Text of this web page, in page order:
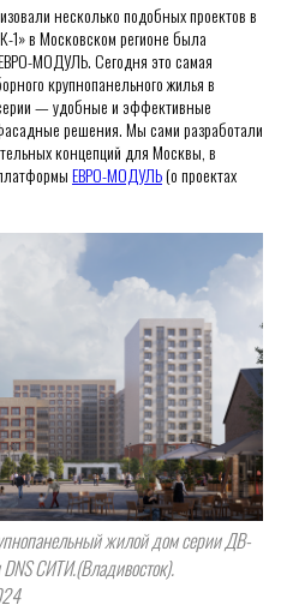
несколько подобных проектов в
1» в Московском регионе была
МОДУЛЬ. Сегодня это самая
крупнопанельного жилья в
— удобные и эффективные
решения. Мы сами разработали
концепций для Москвы, в
ЕВРО-МОДУЛЬ(о проектах
жилой дом серии ДВ-
СИТИ.(Владивосток).